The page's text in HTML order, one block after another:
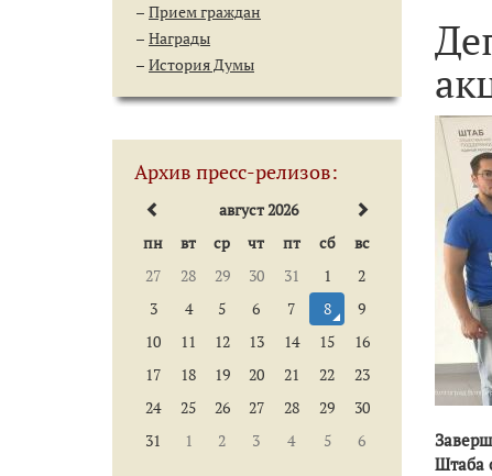
Прием граждан
Награды
История Думы
Архив пресс-релизов:
август 2026
пн
вт ср чт пт сб
вс
27
28 29 30 31 1
2
3
4 5 6 7 8
9
10
11 12 13 14 15
16
17
18 19 20 21 22
23
24
25 26 27 28 29
30
31
1 2 3 4 5 6
Штаба